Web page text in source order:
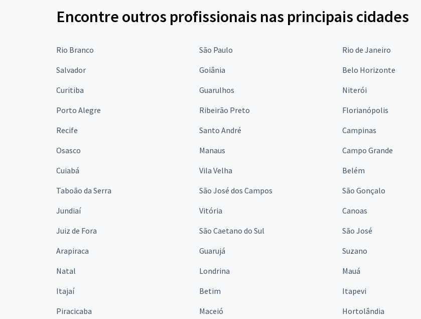
Encontre outros profissionais nas principais cidades
Rio Branco São Paulo Rio de Janeiro
Salvador
Goiânia Belo Horizonte
Curitiba
Guarulhos Niterói
Porto Alegre
Ribeirão Preto Florianópolis
Recife
Santo André Campinas
Osasco
Manaus Campo Grande
Cuiabá
Vila Velha Belém
Taboão da Serra
São José dos Campos São Gonçalo
Jundiaí
Vitória Canoas
Juiz de Fora
São Caetano do Sul São José
Arapiraca
Guarujá Suzano
Natal
Londrina Mauá
Itajaí
Betim Itapevi
Piracicaba
Maceió Hortolândia